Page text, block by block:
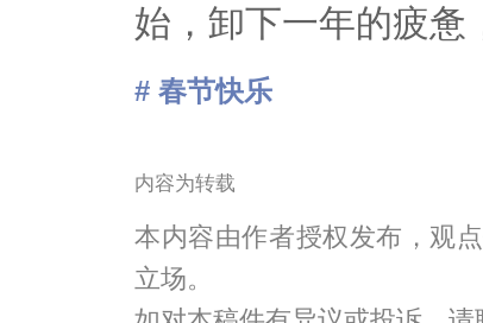
始，卸下一年的疲惫
# 春节快乐
内容为转载
本内容由作者授权发布，观
立场。